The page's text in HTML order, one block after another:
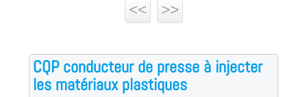
<<
>>
CQP conducteur de presse à injecter
les matériaux plastiques